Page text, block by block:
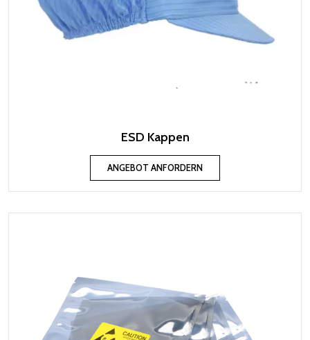
ESD Kappen
ANGEBOT ANFORDERN